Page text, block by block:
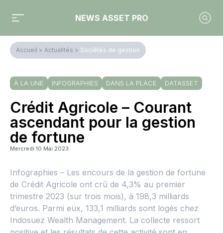
NEWS ASSET PRO
Accueil > Actualités > Sociétés de gestion
À LA UNE INFOGRAPHIES DANS LA PLACE DATASSET
Crédit Agricole – Courant
ascendant pour la gestion
de fortune
Mercredi 10 Mai 2023
Infographies – Les encours de la gestion de fortune
de Crédit Agricole ont crû de 4,3% au premier
trimestre 2023 (sur trois mois), à 198,3 milliards
d’euros. Parmi eux, 133,1 milliards sont logés chez
Indosuez Wealth Management. La collecte ressort